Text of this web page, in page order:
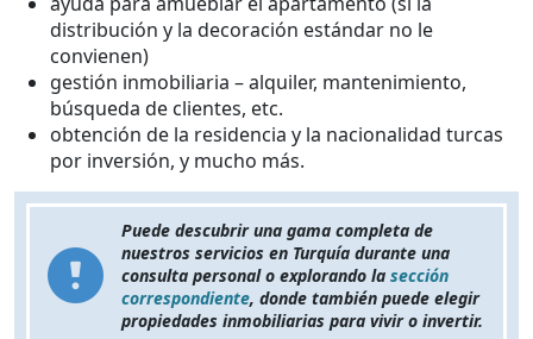
distribución y la decoración estándar no le
convienen)
gestión inmobiliaria – alquiler, mantenimiento,
búsqueda de clientes, etc.
obtención de la residencia y la nacionalidad turcas
por inversión, y mucho más.
Puede descubrir una gama completa de
nuestros servicios en Turquía durante una
consulta personal o explorando la sección
correspondiente, donde también puede elegir
propiedades inmobiliarias para vivir o invertir.